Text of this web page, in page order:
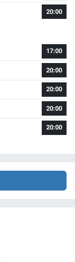
20:00
17:00
20:00
20:00
20:00
20:00